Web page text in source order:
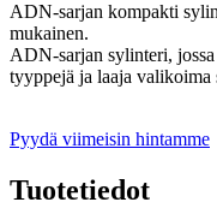
ADN-sarjan kompakti
mukainen.
ADN-sarjan sylinteri,
tyyppejä ja laaja valikoima
Pyydä viimeisin hintamme
Tuotetiedot